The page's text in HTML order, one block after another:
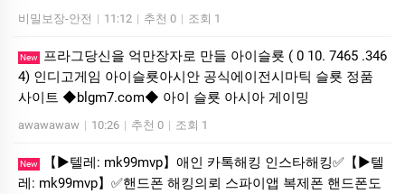
비밀보장-안전 | 11:12 | 추천 0 | 조회 1
New
프라그당신을 억만장자로 만들 아이슬룟 ( 0 10. 7465 .346
4) 인디­고게­임 아이슬룟아시안 공식에이전시마틱 슬룟 정품
사이트 ◆blgm7.com◆ 아이 슬룟 아시아 게이밍
awawawaw | 10:26 | 추천 0 | 조회 1
New
【▶텔레: mk99mvp】애인 카톡해킹 인스타해킹✅【▶텔
레: mk99mvp】✅핸드폰 해킹의뢰 스파이앱 복제폰 핸드폰도